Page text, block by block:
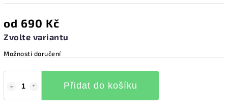
od 690 Kč
Zvolte variantu
Možnosti doručení
Přidat do košíku